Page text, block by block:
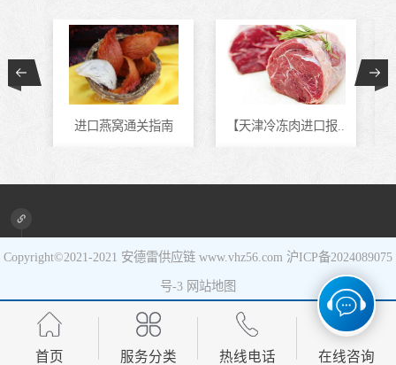
进口燕窝通关指南 【天津冷冻肉进口报..
进口新旧设备清关代.. 马来西亚冷冻虾进口..
Copyright©2021-2021 安德雷供应链 www.vhz56.com 沪ICP备2024089075
号-3 网站地图
首页 服务分类 热线电话 在线咨询
设备进口